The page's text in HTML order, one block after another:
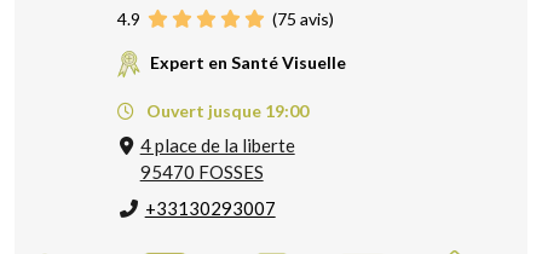
4.9 (75 avis)
Expert en Santé Visuelle
Ouvert jusque 19:00
4 place de la liberte
95470 FOSSES
+33130293007